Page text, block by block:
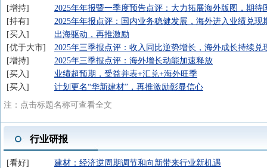
增持
2025年年报暨一季度预告点评：大力拓展海外版图，期待
持有
2025年年报点评：国内业务稳健发展，海外进入业绩兑现
买入
出海驱动，再推激励
优于大市
2025年三季报点评：收入同比逆势增长，海外成长持续兑
增持
2025年三季报点评：海外增长动能加速释放
买入
业绩超预期，受益并表+汇兑+海外旺季
买入
计划更名“华新建材”，再推激励彰显信心
注：点击标题名称可查看全文
行业研报
看好
建材：经济逆周期调节和向新带来行业新机遇